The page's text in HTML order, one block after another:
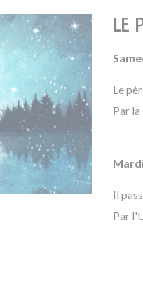
LE
Le
Par
Il
Par